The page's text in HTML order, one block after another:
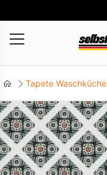
Tapete Waschküche